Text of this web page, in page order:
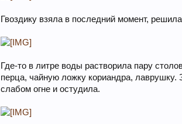
Гвоздику взяла в последний момент,
Где-то в литре воды растворила пару
перца, чайную ложку кориандра,
слабом огне и остудила.